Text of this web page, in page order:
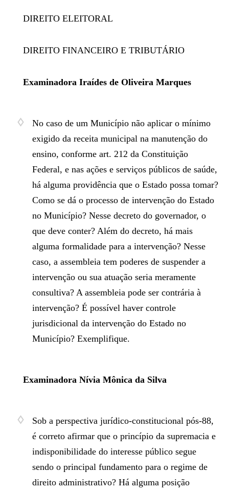
DIREITO ELEITORAL
DIREITO FINANCEIRO E TRIBUTÁRIO
Examinadora Iraídes de Oliveira Marques
No caso de um Município não aplicar o mínimo
exigido da receita municipal na manutenção do
ensino, conforme art. 212 da Constituição
Federal, e nas ações e serviços públicos de saúde,
há alguma providência que o Estado possa tomar?
Como se dá o processo de intervenção do Estado
no Município? Nesse decreto do governador, o
que deve conter? Além do decreto, há mais
alguma formalidade para a intervenção? Nesse
caso, a assembleia tem poderes de suspender a
intervenção ou sua atuação seria meramente
consultiva? A assembleia pode ser contrária à
intervenção? É possível haver controle
jurisdicional da intervenção do Estado no
Município? Exemplifique.
Examinadora Nívia Mônica da Silva
Sob a perspectiva jurídico-constitucional pós-88,
é correto afirmar que o princípio da supremacia e
indisponibilidade do interesse público segue
sendo o principal fundamento para o regime de
direito administrativo? Há alguma posição